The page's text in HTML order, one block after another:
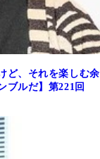
ど、それを楽しむ余
ブルだ】第221回